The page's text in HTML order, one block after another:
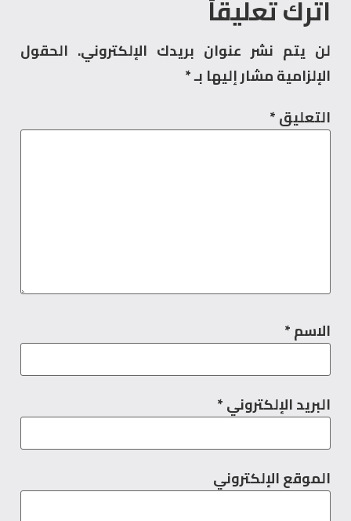
اترك تعليقاً
لن يتم نشر عنوان بريدك الإلكتروني. الحقول
الإلزامية مشار إليها بـ *
التعليق*
الاسم*
البريد الإلكتروني*
الموقع الإلكتروني